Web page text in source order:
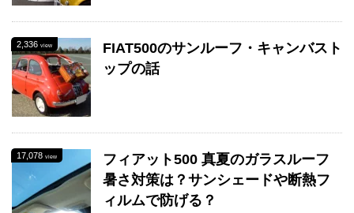
2,336 view
FIAT500のサンルーフ・キャンバスト
ップの話
17,078 view
フィアット500 真夏のガラスルーフ
暑さ対策は？サンシェードや断熱フ
ィルムで防げる？